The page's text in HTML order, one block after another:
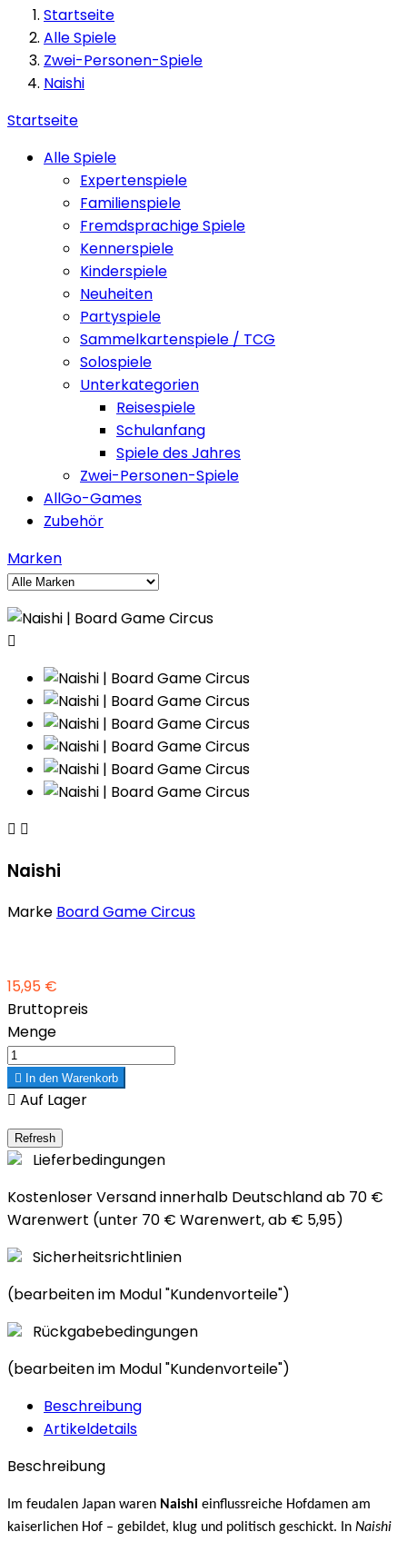
Startseite
Alle Spiele
Zwei-Personen-Spiele
Naishi
Startseite
Alle Spiele
Expertenspiele
Familienspiele
Fremdsprachige Spiele
Kennerspiele
Kinderspiele
Neuheiten
Partyspiele
Sammelkartenspiele / TCG
Solospiele
Unterkategorien
Reisespiele
Schulanfang
Spiele des Jahres
Zwei-Personen-Spiele
AllGo-Games
Zubehör
Marken

 
Naishi
Marke Board Game Circus
15,95 €
Bruttopreis
Menge
 In den Warenkorb
 Auf Lager
Lieferbedingungen
Kostenloser Versand innerhalb Deutschland ab 70 €
Warenwert (unter 70 € Warenwert, ab € 5,95)
Sicherheitsrichtlinien
(bearbeiten im Modul "Kundenvorteile")
Rückgabebedingungen
(bearbeiten im Modul "Kundenvorteile")
Beschreibung
Artikeldetails
Beschreibung
Im feudalen Japan waren Naishi einflussreiche Hofdamen am
kaiserlichen Hof – gebildet, klug und politisch geschickt. In Naishi